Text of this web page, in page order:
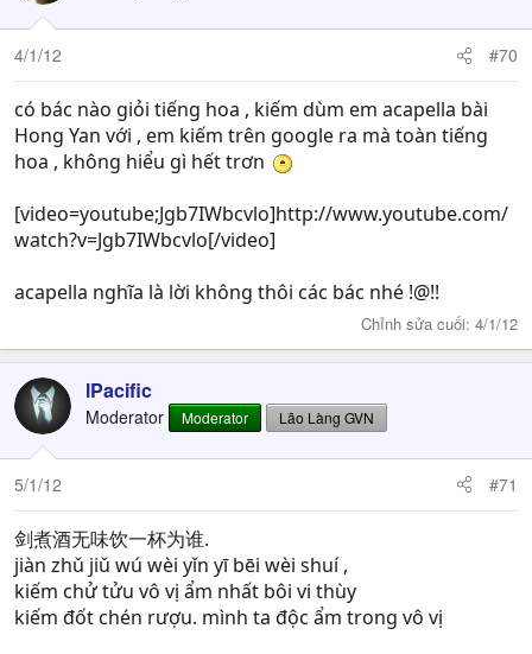
4/1/12 #70
có bác nào giỏi tiếng hoa , kiếm dùm em acapella bài
Hong Yan với , em kiếm trên google ra mà toàn tiếng
hoa , không hiểu gì hết trơn
[video=youtube;Jgb7IWbcvlo]http://www.youtube.com/
watch?v=Jgb7IWbcvlo[/video]
acapella nghĩa là lời không thôi các bác nhé !@!!
Chỉnh sửa cuối: 4/1/12
lPacific
Moderator Moderator Lão Làng GVN
5/1/12 #71
剑煮酒无味饮一杯为谁.
jiàn zhǔ jiǔ wú wèi yǐn yī bēi wèi shuí ,
kiếm chử tửu vô vị ẩm nhất bôi vi thùy
kiếm đốt chén rượu. mình ta độc ẩm trong vô vị